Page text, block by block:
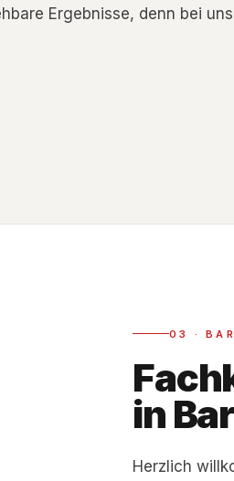
Ergebnisse, denn bei uns
03 ·
in
Herzlich